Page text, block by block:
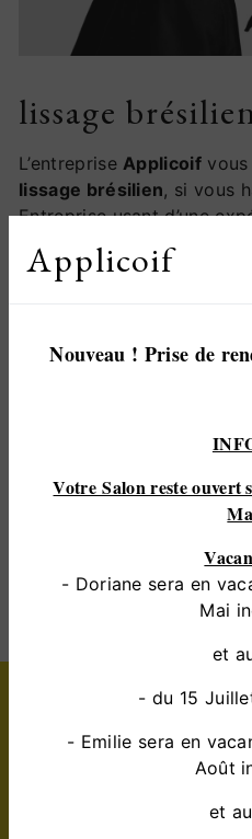
Applicoif
Nouveau ! Prise de
Votre Salon reste ouvert
- Doriane sera en
Mai
et
- du 15
- Emilie sera en
Août
et
lissage
L’entrepriseApplicoif
lissage brésilien, si vous
Entreprise usant d’une
faire de qualité, nous
vous satisfaire. Nous vous
nous sommes à votre
renforce encore plus
notre équipe est qualifiée
EN SAVOIR PLUS